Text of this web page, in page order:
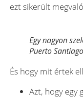
ezt sikerült
Egy nagyon
Puerto
És hogy mit értek
Azt, hogy egy